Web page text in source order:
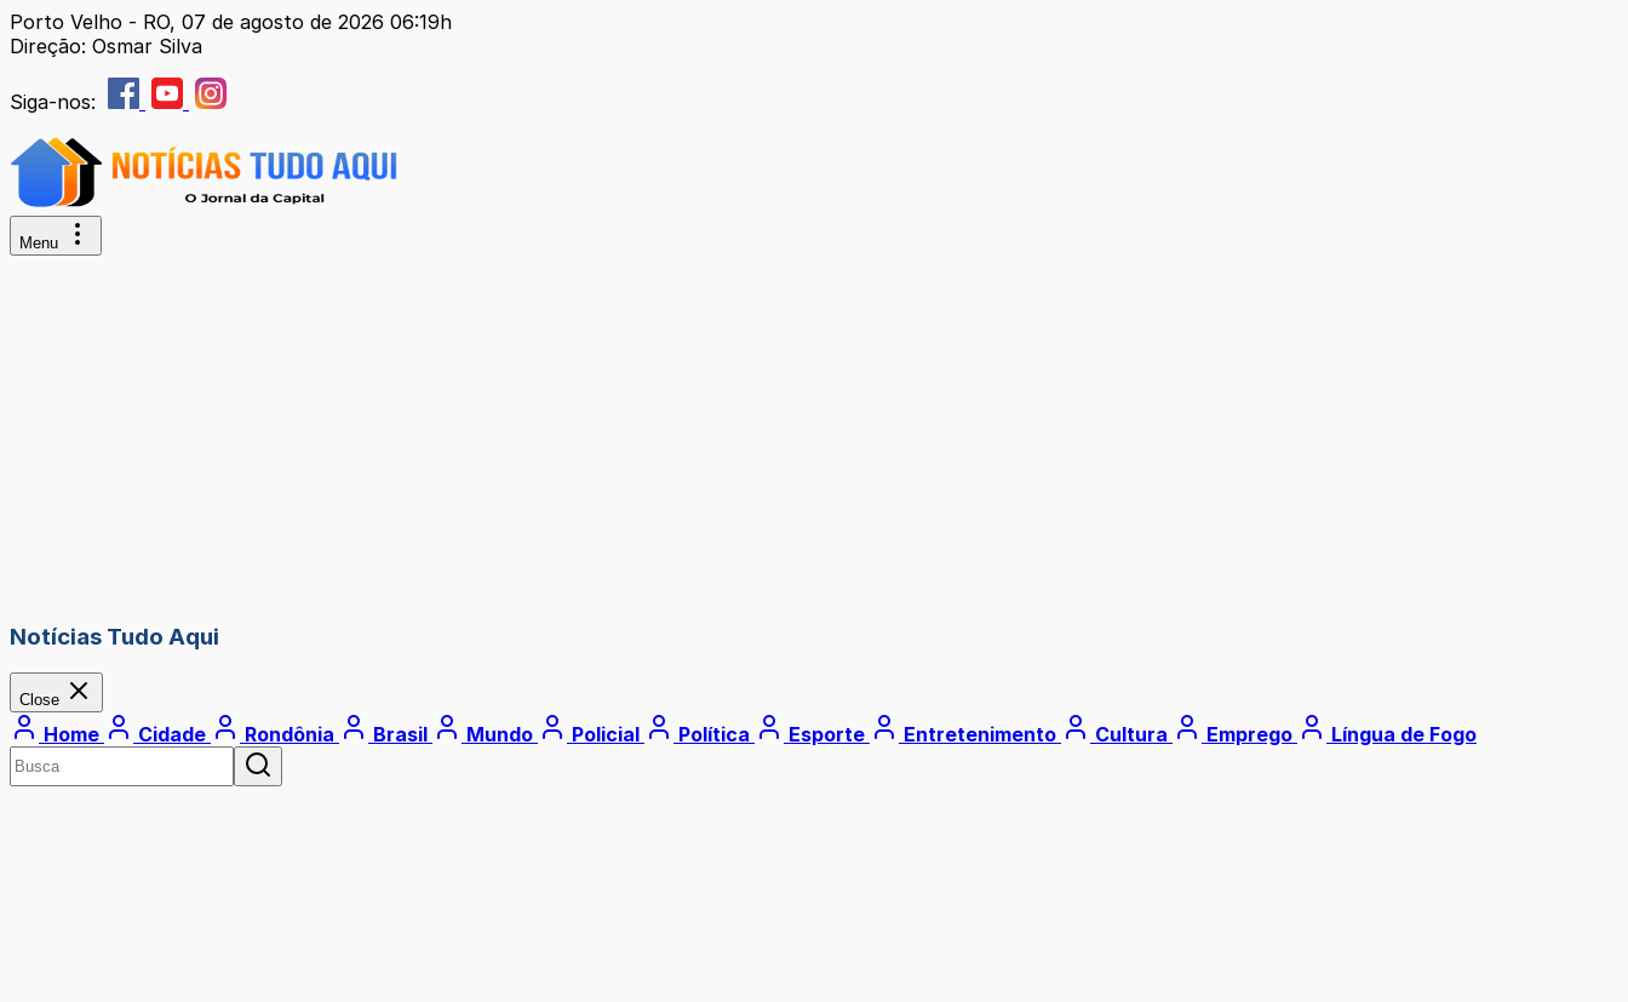
Porto Velho - RO, 07 de agosto de 2026 06:19h
Direção: Osmar Silva
Siga-nos:
Menu
Notícias Tudo Aqui
Close
Home Cidade Rondônia Brasil Mundo Policial Política Esporte Entretenimento Cultura Emprego Língua de Fogo